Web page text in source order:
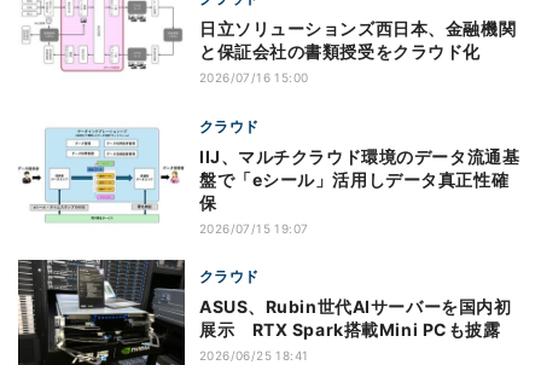
日立ソリューションズ西日本、金融機関
と保証会社の書類授受をクラウド化
2026/07/16 15:00
クラウド
IIJ、マルチクラウド環境のデータ流通基
盤で「eシール」活用しデータ真正性確
保
2026/07/15 19:07
クラウド
ASUS、Rubin世代AIサーバーを国内初
展示 RTX Spark搭載Mini PCも披露
2026/06/25 18:41